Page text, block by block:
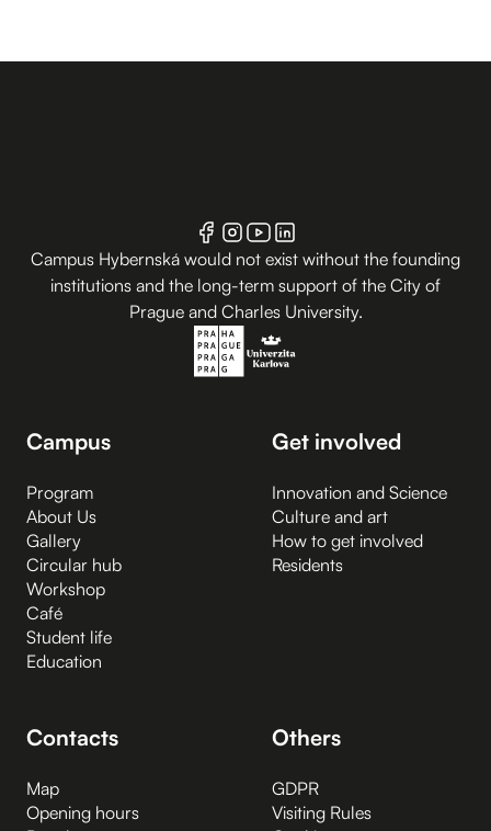
Campus Hybernská would not exist without the founding
institutions and the long-term support of the City of
Prague and Charles University.
Campus
Program
About Us
Gallery
Circular hub
Workshop
Café
Student life
Education
Get involved
Innovation and Science
Culture and art
How to get involved
Residents
Contacts
Map
Opening hours
Others
GDPR
Visiting Rules